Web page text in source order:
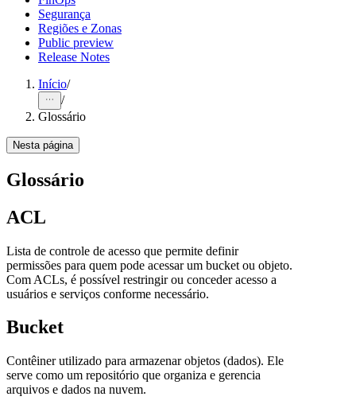
Segurança
Regiões e Zonas
Public preview
Release Notes
Início/
/
Glossário
Nesta página
Glossário
ACL
Lista de controle de acesso que permite definir
permissões para quem pode acessar um bucket ou objeto.
Com ACLs, é possível restringir ou conceder acesso a
usuários e serviços conforme necessário.
Bucket
Contêiner utilizado para armazenar objetos (dados). Ele
serve como um repositório que organiza e gerencia
arquivos e dados na nuvem.